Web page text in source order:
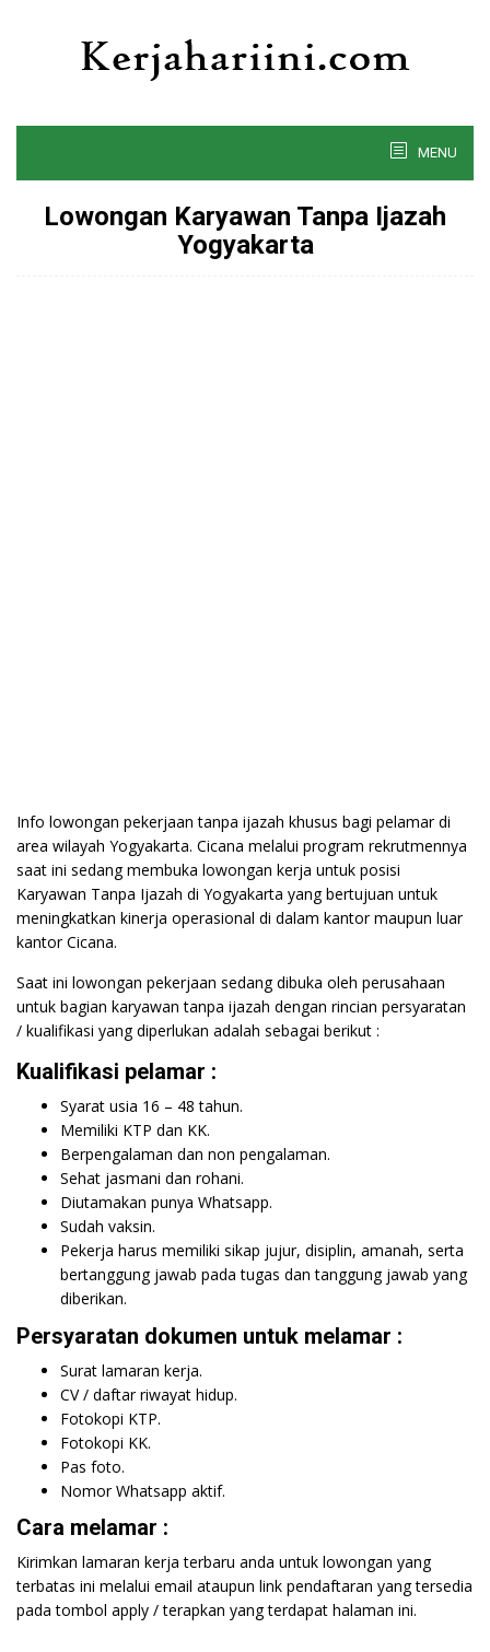
MENU
Lowongan Karyawan Tanpa Ijazah
Yogyakarta
Info lowongan pekerjaan tanpa ijazah khusus bagi pelamar di
area wilayah Yogyakarta. Cicana melalui program rekrutmennya
saat ini sedang membuka lowongan kerja untuk posisi
Karyawan Tanpa Ijazah di Yogyakarta yang bertujuan untuk
meningkatkan kinerja operasional di dalam kantor maupun luar
kantor Cicana.
Saat ini lowongan pekerjaan sedang dibuka oleh perusahaan
untuk bagian karyawan tanpa ijazah dengan rincian persyaratan
/ kualifikasi yang diperlukan adalah sebagai berikut :
Kualifikasi pelamar :
Syarat usia 16 – 48 tahun.
Memiliki KTP dan KK.
Berpengalaman dan non pengalaman.
Sehat jasmani dan rohani.
Diutamakan punya Whatsapp.
Sudah vaksin.
Pekerja harus memiliki sikap jujur, disiplin, amanah, serta
bertanggung jawab pada tugas dan tanggung jawab yang
diberikan.
Persyaratan dokumen untuk melamar :
Surat lamaran kerja.
CV / daftar riwayat hidup.
Fotokopi KTP.
Fotokopi KK.
Pas foto.
Nomor Whatsapp aktif.
Cara melamar :
Kirimkan lamaran kerja terbaru anda untuk lowongan yang
terbatas ini melalui email ataupun link pendaftaran yang tersedia
pada tombol apply / terapkan yang terdapat halaman ini.